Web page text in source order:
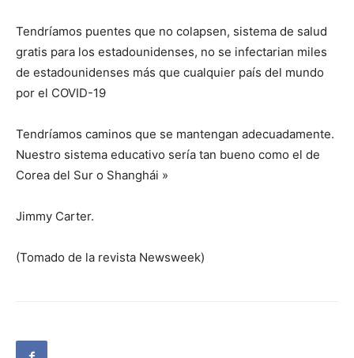
Tendríamos puentes que no colapsen, sistema de salud
gratis para los estadounidenses, no se infectarian miles
de estadounidenses más que cualquier país del mundo
por el COVID-19
Tendríamos caminos que se mantengan adecuadamente.
Nuestro sistema educativo sería tan bueno como el de
Corea del Sur o Shanghái »
Jimmy Carter.
(Tomado de la revista Newsweek)